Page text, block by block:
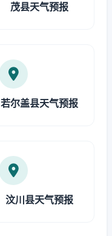
茂县天气预报
若尔盖县天气预报
汶川县天气预报